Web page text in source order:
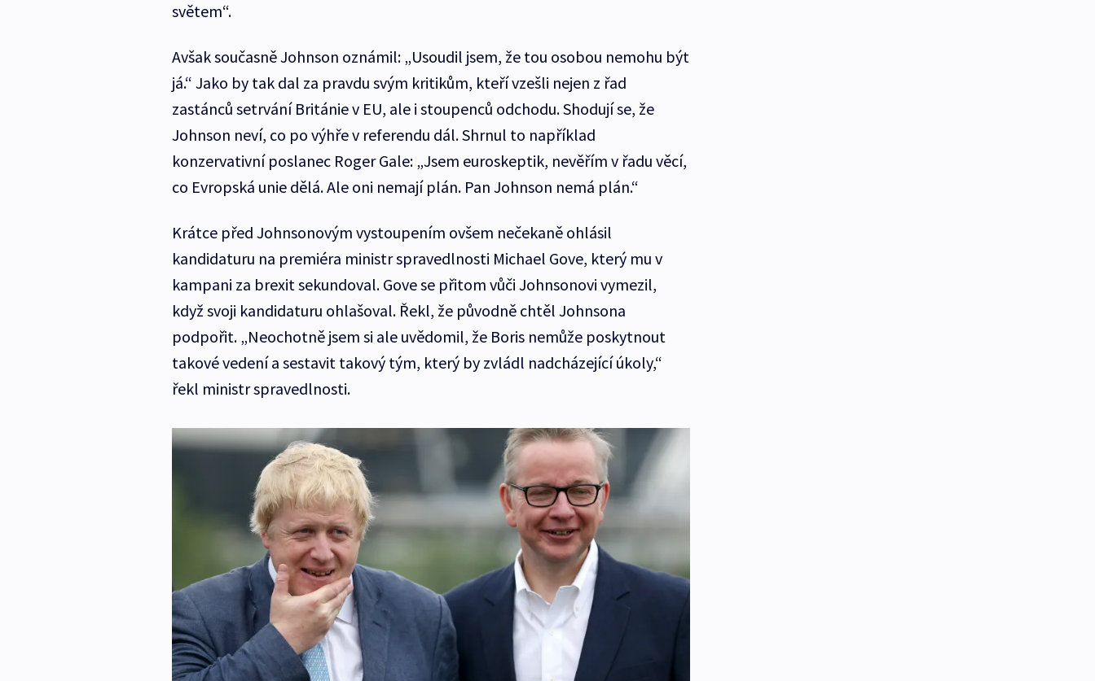
světem“.
Avšak současně Johnson oznámil: „Usoudil jsem, že tou osobou nemohu být
já.“ Jako by tak dal za pravdu svým kritikům, kteří vzešli nejen z řad
zastánců setrvání Británie v EU, ale i stoupenců odchodu. Shodují se, že
Johnson neví, co po výhře v referendu dál. Shrnul to například
konzervativní poslanec Roger Gale: „Jsem euroskeptik, nevěřím v řadu věcí,
co Evropská unie dělá. Ale oni nemají plán. Pan Johnson nemá plán.“
Krátce před Johnsonovým vystoupením ovšem nečekaně ohlásil
kandidaturu na premiéra ministr spravedlnosti Michael Gove, který mu v
kampani za brexit sekundoval. Gove se přitom vůči Johnsonovi vymezil,
když svoji kandidaturu ohlašoval. Řekl, že původně chtěl Johnsona
podpořit. „Neochotně jsem si ale uvědomil, že Boris nemůže poskytnout
takové vedení a sestavit takový tým, který by zvládl nadcházející úkoly,“
řekl ministr spravedlnosti.